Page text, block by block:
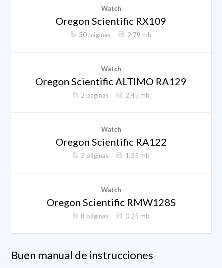
Watch
Oregon Scientific RX109
30 páginas 2.79 mb
Watch
Oregon Scientific ALTIMO RA129
2 páginas 2.45 mb
Watch
Oregon Scientific RA122
2 páginas 1.35 mb
Watch
Oregon Scientific RMW128S
8 páginas 0.25 mb
Buen manual de instrucciones